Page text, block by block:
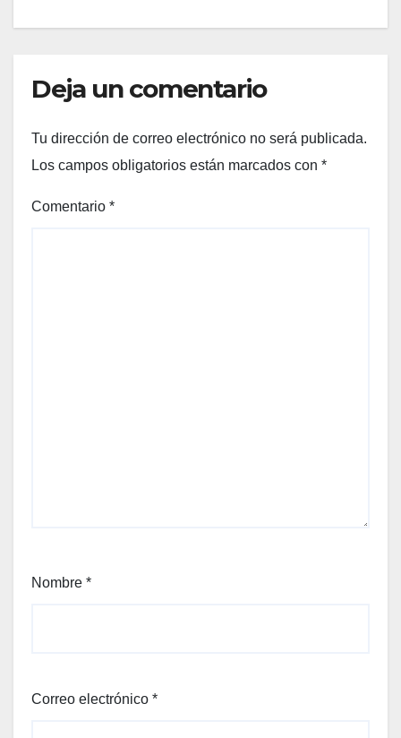
Deja un comentario
Tu dirección de correo electrónico no será publicada.
Los campos obligatorios están marcados con *
Comentario *
Nombre *
Correo electrónico *